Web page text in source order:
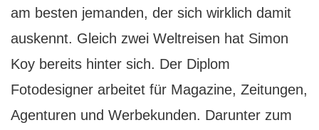
am besten jemanden, der sich wirklich damit
auskennt. Gleich zwei Weltreisen hat Simon
Koy bereits hinter sich. Der Diplom
Fotodesigner arbeitet für Magazine, Zeitungen,
Agenturen und Werbekunden. Darunter zum